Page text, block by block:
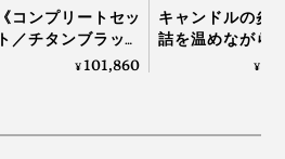
《コンプリートセッ
ト／チタンブラック
＆ゴールド》0.3mm
¥101,860
キャンドルの炎
詰を温めながら
っくり呑める「
¥